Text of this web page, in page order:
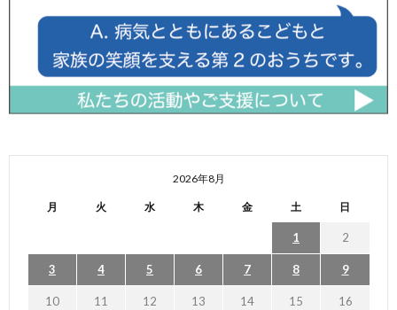
2026年8月
月 火 水 木 金 土 日
1 2
3 4 5 6 7 8 9
10 11 12 13 14 15 16